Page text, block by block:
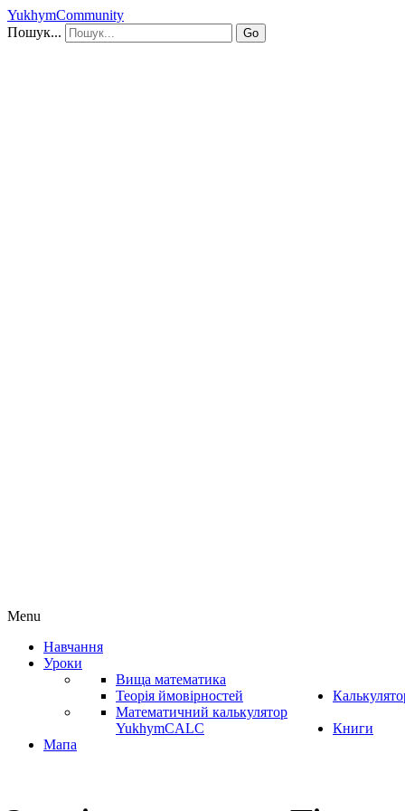
YukhymCommunity
Пошук...
Go
Menu
Навчання
Уроки
Вища математика
Теорія ймовірностей
Математичний калькулятор
YukhymCALC
Книги
Мапа